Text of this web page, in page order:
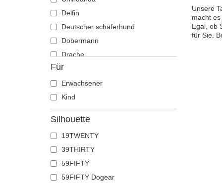
Delfin
Deutscher schäferhund
Dobermann
Drache
Eichhörnchen
Eidechse
Einhorn
Ente
Eule
Flamingo
Französische bulldogge
Fuchs
Geier
Für
Erwachsener
Kind
Silhouette
19TWENTY
39THIRTY
59FIFTY
59FIFTY Dogear
Unsere
macht
Egal, ob
für Sie.